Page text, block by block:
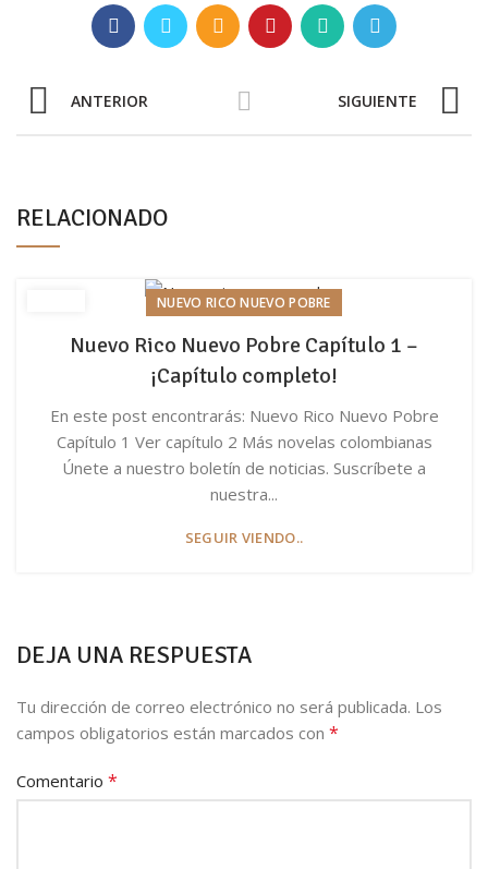
ANTERIOR SIGUIENTE
RELACIONADO
NUEVO RICO NUEVO POBRE
Nuevo Rico Nuevo Pobre Capítulo 1 –
¡Capítulo completo!
En este post encontrarás: Nuevo Rico Nuevo Pobre
Capítulo 1 Ver capítulo 2 Más novelas colombianas
Únete a nuestro boletín de noticias. Suscríbete a
nuestra...
SEGUIR VIENDO..
DEJA UNA RESPUESTA
Tu dirección de correo electrónico no será publicada. Los
campos obligatorios están marcados con *
Comentario *